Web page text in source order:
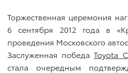
Торжественная церемония
6 сентября 2012 года в
проведения Московского
Заслуженная победаToyota
стала очередным